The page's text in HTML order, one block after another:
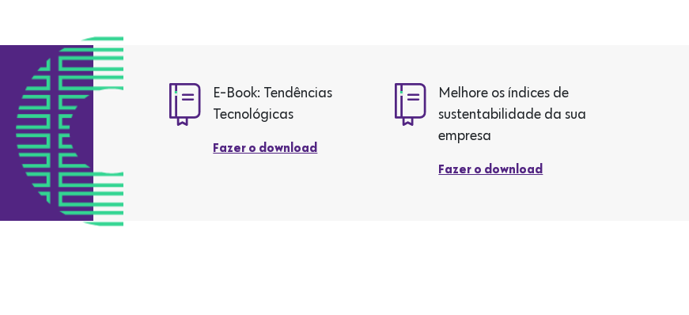
E-Book: Tendências
Tecnológicas
Fazer o download
Melhore os índices de
sustentabilidade da sua
empresa
Fazer o download